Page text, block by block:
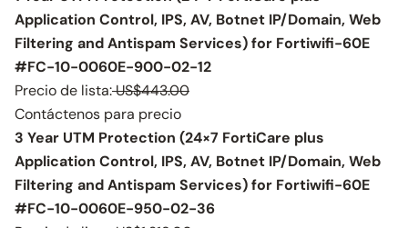
Application Control, IPS, AV, Botnet IP/Domain, Web
Filtering and Antispam Services) for Fortiwifi-60E
#FC-10-0060E-900-02-12
Precio de lista:US$443.00
Contáctenos para precio
3 Year UTM Protection (24×7 FortiCare plus
Application Control, IPS, AV, Botnet IP/Domain, Web
Filtering and Antispam Services) for Fortiwifi-60E
#FC-10-0060E-950-02-36